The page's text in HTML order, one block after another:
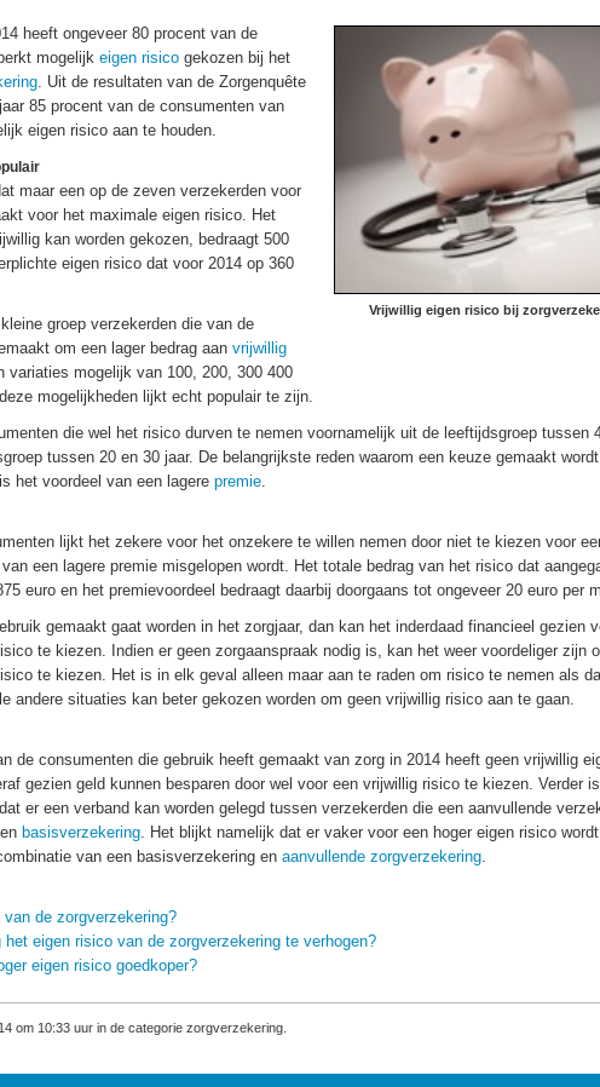
Vrijwillig eigen risico bij
heeft ongeveer 80 procent van de
mogelijk eigen risico gekozen bij het
. Uit de resultaten van de Zorgenquête
85 procent van de consumenten van
eigen risico aan te houden.
maar een op de zeven verzekerden voor
voor het maximale eigen risico. Het
kan worden gekozen, bedraagt 500
eigen risico dat voor 2014 op 360
groep verzekerden die van de
om een lager bedrag aan vrijwillig
variaties mogelijk van 100, 200, 300 400
mogelijkheden lijkt echt populair te zijn.
die wel het risico durven te nemen voornamelijk uit de leeftijdsgroep tussen
tussen 20 en 30 jaar. De belangrijkste reden waarom een keuze gemaakt
het voordeel van een lagere premie.
lijkt het zekere voor het onzekere te willen nemen door niet te kiezen voor
een lagere premie misgelopen wordt. Het totale bedrag van het risico dat
euro en het premievoordeel bedraagt daarbij doorgaans tot ongeveer 20 euro per
gemaakt gaat worden in het zorgjaar, dan kan het inderdaad financieel gezien
te kiezen. Indien er geen zorgaanspraak nodig is, kan het weer voordeliger zijn
te kiezen. Het is in elk geval alleen maar aan te raden om risico te nemen als
andere situaties kan beter gekozen worden om geen vrijwillig risico aan te gaan.
de consumenten die gebruik heeft gemaakt van zorg in 2014 heeft geen vrijwillig
gezien geld kunnen besparen door wel voor een vrijwillig risico te kiezen. Verder
er een verband kan worden gelegd tussen verzekerden die een aanvullende
basisverzekering. Het blijkt namelijk dat er vaker voor een hoger eigen risico
van een basisverzekering en aanvullende zorgverzekering.
de zorgverzekering?
eigen risico van de zorgverzekering te verhogen?
eigen risico goedkoper?
om 10:33 uur in de categorie zorgverzekering.